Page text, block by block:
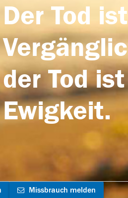
Der Tod
der Tod
Ewigkeit.
Missbrauch melden